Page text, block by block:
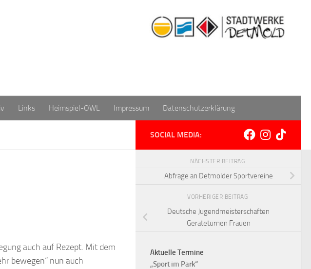
Links Heimspiel-OWL Impressum Datenschutzerklärung
auch auf Rezept. Mit dem
bewegen“ nun auch
SOCIAL MEDIA:
NÄCHSTER BEITRAG
Abfrage an Detmolder Sportvereine
VORHERIGER BEITRAG
Deutsche Jugendmeisterschaften
Geräteturnen Frauen
Aktuelle Termine
„Sport im Park“